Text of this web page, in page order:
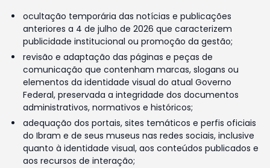
ocultação temporária das notícias e publicações
anteriores a 4 de julho de 2026 que caracterizem
publicidade institucional ou promoção da gestão;
revisão e adaptação das páginas e peças de
comunicação que contenham marcas, slogans ou
elementos da identidade visual do atual Governo
Federal, preservada a integridade dos documentos
administrativos, normativos e históricos;
adequação dos portais, sites temáticos e perfis oficiais
do Ibram e de seus museus nas redes sociais, inclusive
quanto à identidade visual, aos conteúdos publicados e
aos recursos de interação;